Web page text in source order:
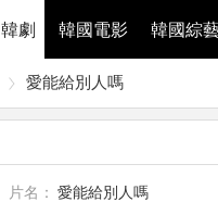
韓劇 韓國電影 韓國綜
愛能給別人嗎
片名： 愛能給別人嗎